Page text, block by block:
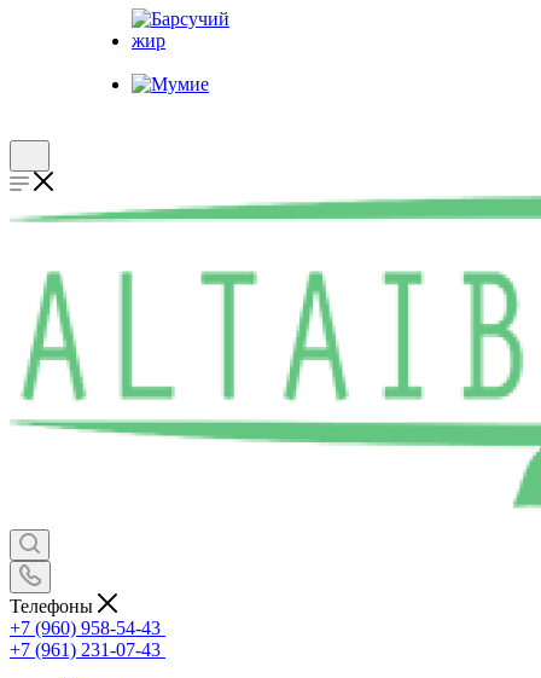
Телефоны
+7 (960) 958-54-43
+7 (961) 231-07-43